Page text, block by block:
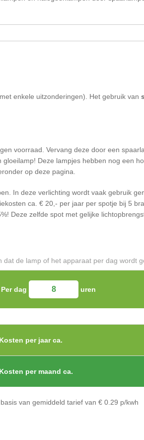
enkele uitzonderingen). Het gebruik van
voorraad. Vervang deze door een
Deze lampjes hebben nog een
op deze pagina.
In deze verlichting wordt vaak gebruik
ca. € 20,- per jaar per spotje bij 5
Deze zelfde spot met gelijke
de lamp of het apparaat per dag wordt
Per dag uren
Kosten per jaar ca.
Kosten per maand ca.
van gemiddeld tarief van € 0.29 p/kwh